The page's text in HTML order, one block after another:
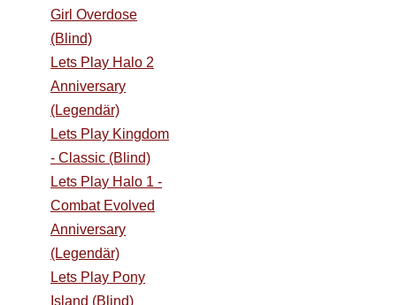
Girl Overdose
(Blind)
Lets Play Halo 2
Anniversary
(Legendär)
Lets Play Kingdom
- Classic (Blind)
Lets Play Halo 1 -
Combat Evolved
Anniversary
(Legendär)
Lets Play Pony
Island (Blind)